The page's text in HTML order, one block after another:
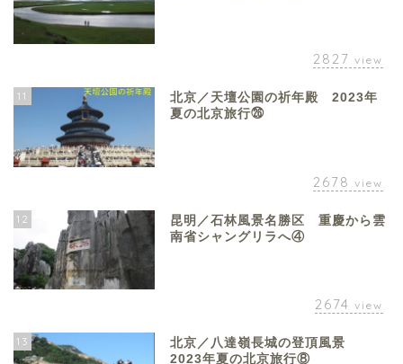
2827 view
11
北京／天壇公園の祈年殿 2023年
夏の北京旅行㉖
2678 view
12
昆明／石林風景名勝区 重慶から雲
南省シャングリラへ④
2674 view
13
北京／八達嶺長城の登頂風景
2023年夏の北京旅行⑧